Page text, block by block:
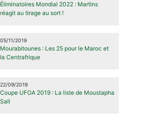
Éliminatoires Mondial 2022 : Martins
réagit au tirage au sort !
05/11/2019
Mourabitounes : Les 25 pour le Maroc et
la Centrafrique
22/09/2019
Coupe UFOA 2019 : La liste de Moustapha
Sall